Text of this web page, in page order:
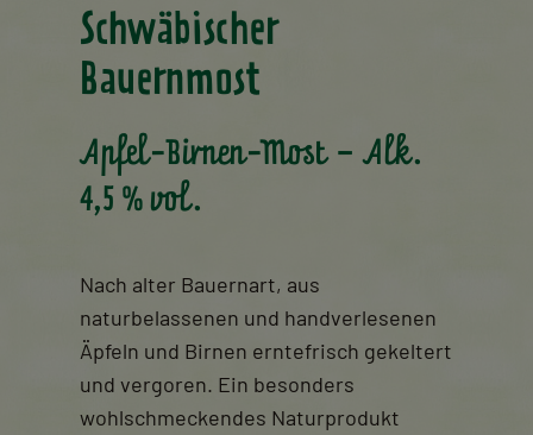
Schwäbischer
Bauernmost
Apfel-Birnen-Most – Alk.
4,5 % vol.
Nach alter Bauernart, aus
naturbelassenen und handverlesenen
Äpfeln und Birnen erntefrisch gekeltert
und vergoren. Ein besonders
wohlschmeckendes Naturprodukt